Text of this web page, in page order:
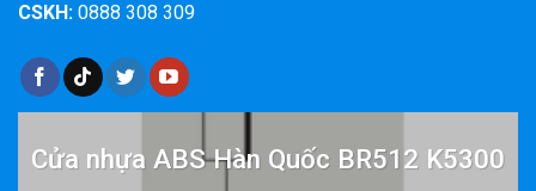
CSKH: 0888 308 309
Cửa nhựa ABS Hàn Quốc BR512 K5300